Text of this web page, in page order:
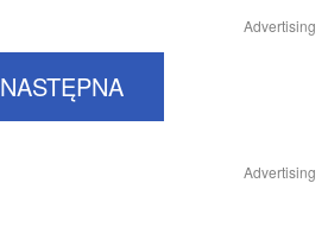
Advertising
NASTĘPNA
Advertising